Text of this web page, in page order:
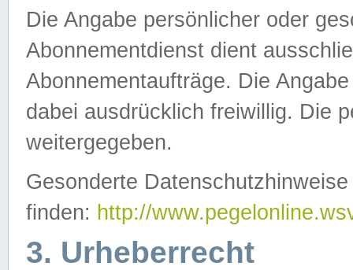
Die Angabe persönlicher oder
Abonnementdienst dient
Abonnementaufträge. Die
dabei ausdrücklich freiwillig. Die
weitergegeben.
Gesonderte
finden: http://
3. Urheberrecht